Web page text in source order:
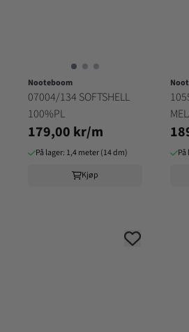
Nooteboom
07004/134 SOFTSHELL
100%PL
179,00 kr/m
På lager: 1,4 meter (14 dm)
Kjøp
På